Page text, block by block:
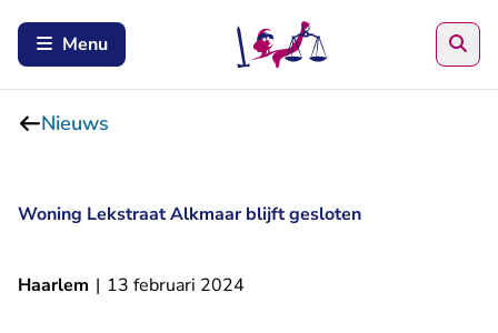
Menu
Nieuws
Woning Lekstraat Alkmaar blijft gesloten
Haarlem | 13 februari 2024